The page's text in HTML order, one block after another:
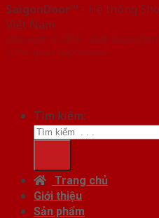
SaigonDoor™ - Hệ thống
Việt Nam
Copyright ⓒ 2016 – 2026
vị chủ quản SaigonDoor
Tìm kiếm:
Trang chủ
Giới thiệu
Sản phẩm